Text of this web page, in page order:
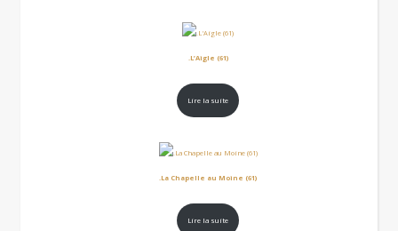
.L’Aigle (61)
Lire la suite
.La Chapelle au Moine (61)
Lire la suite